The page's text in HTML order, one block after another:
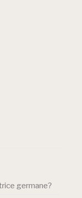
germane?